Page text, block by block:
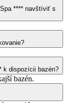
**** navštíviť s
k dispozícii bazén?
bazén.